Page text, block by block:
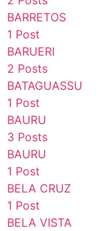
BARRETOS
1 Post
BARUERI
2 Posts
BATAGUASSU
1 Post
BAURU
3 Posts
BAURU
1 Post
BELA CRUZ
1 Post
BELA VISTA